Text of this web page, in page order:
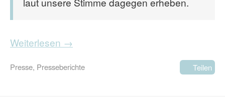
Weiterlesen →
Presse, Presseberichte Teilen